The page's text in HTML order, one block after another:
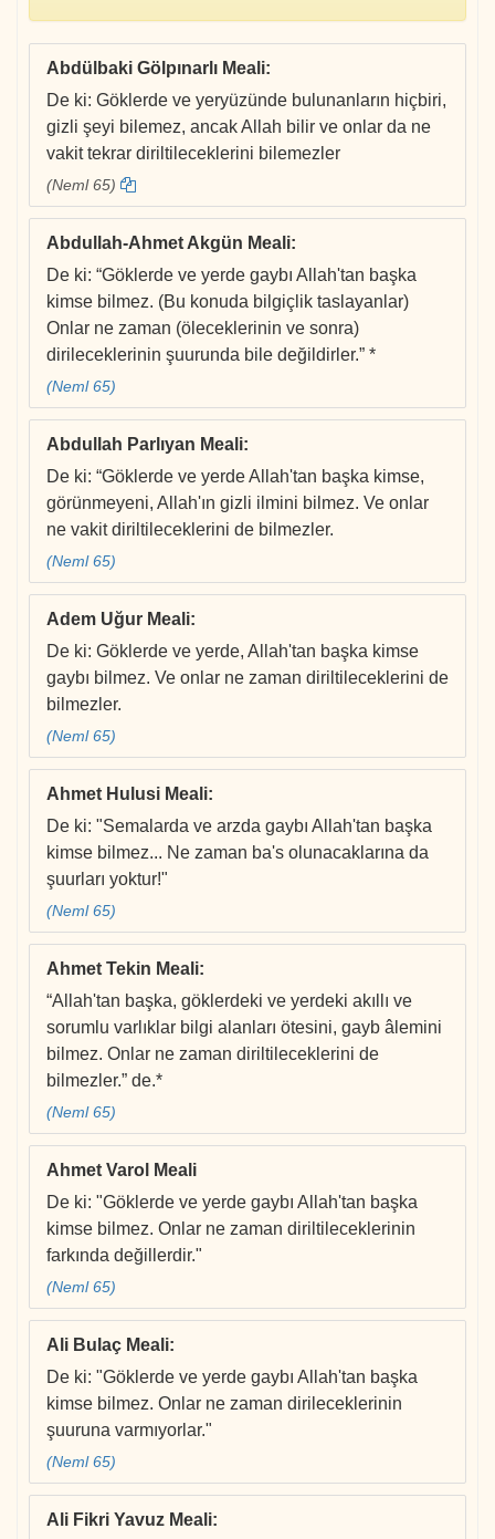
Abdülbaki Gölpınarlı Meali:
De ki: Göklerde ve yeryüzünde bulunanların hiçbiri,
gizli şeyi bilemez, ancak Allah bilir ve onlar da ne
vakit tekrar diriltileceklerini bilemezler
(Neml 65)
Abdullah-Ahmet Akgün Meali:
De ki: “Göklerde ve yerde gaybı Allah'tan başka
kimse bilmez. (Bu konuda bilgiçlik taslayanlar)
Onlar ne zaman (öleceklerinin ve sonra)
dirileceklerinin şuurunda bile değildirler.” *
(Neml 65)
Abdullah Parlıyan Meali:
De ki: “Göklerde ve yerde Allah'tan başka kimse,
görünmeyeni, Allah'ın gizli ilmini bilmez. Ve onlar
ne vakit diriltileceklerini de bilmezler.
(Neml 65)
Adem Uğur Meali:
De ki: Göklerde ve yerde, Allah'tan başka kimse
gaybı bilmez. Ve onlar ne zaman diriltileceklerini de
bilmezler.
(Neml 65)
Ahmet Hulusi Meali:
De ki: "Semalarda ve arzda gaybı Allah'tan başka
kimse bilmez... Ne zaman ba's olunacaklarına da
şuurları yoktur!"
(Neml 65)
Ahmet Tekin Meali:
“Allah'tan başka, göklerdeki ve yerdeki akıllı ve
sorumlu varlıklar bilgi alanları ötesini, gayb âlemini
bilmez. Onlar ne zaman diriltileceklerini de
bilmezler.” de.*
(Neml 65)
Ahmet Varol Meali
De ki: "Göklerde ve yerde gaybı Allah'tan başka
kimse bilmez. Onlar ne zaman diriltileceklerinin
farkında değillerdir."
(Neml 65)
Ali Bulaç Meali:
De ki: "Göklerde ve yerde gaybı Allah'tan başka
kimse bilmez. Onlar ne zaman dirileceklerinin
şuuruna varmıyorlar."
(Neml 65)
Ali Fikri Yavuz Meali: